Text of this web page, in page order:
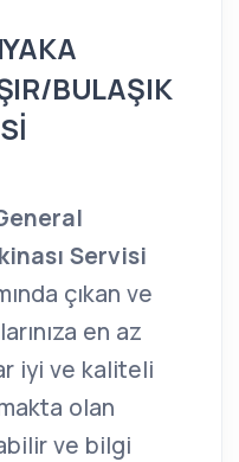
BULAŞIK
Servisi
çıkan ve
en az
iyi ve kaliteli
olan
ve bilgi